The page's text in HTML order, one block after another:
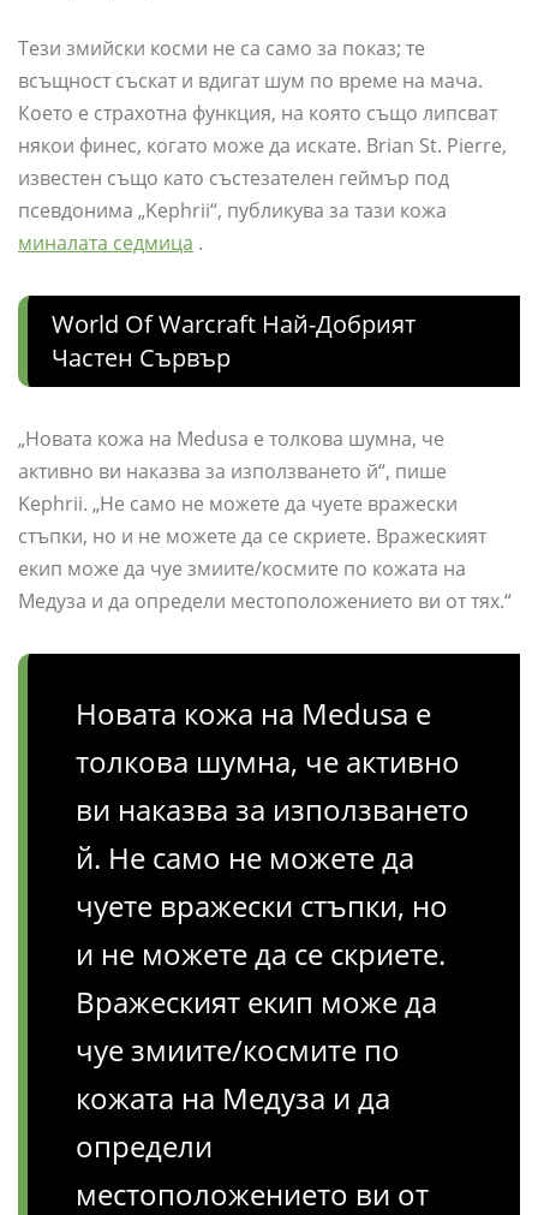
Тези змийски косми не са само за показ; те
всъщност съскат и вдигат шум по време на мача.
Което е страхотна функция, на която също липсват
някои финес, когато може да искате. Brian St. Pierre,
известен също като състезателен геймър под
псевдонима „Kephrii“, публикува за тази кожа
миналата седмица .
World Of Warcraft Най-Добрият
Частен Сървър
„Новата кожа на Medusa е толкова шумна, че
активно ви наказва за използването й“, пише
Kephrii. „Не само не можете да чуете вражески
стъпки, но и не можете да се скриете. Вражеският
екип може да чуе змиите/космите по кожата на
Медуза и да определи местоположението ви от тях.“
Новата кожа на Medusa е
толкова шумна, че активно
ви наказва за използването
й. Не само не можете да
чуете вражески стъпки, но
и не можете да се скриете.
Вражеският екип може да
чуе змиите/космите по
кожата на Медуза и да
определи
местоположението ви от